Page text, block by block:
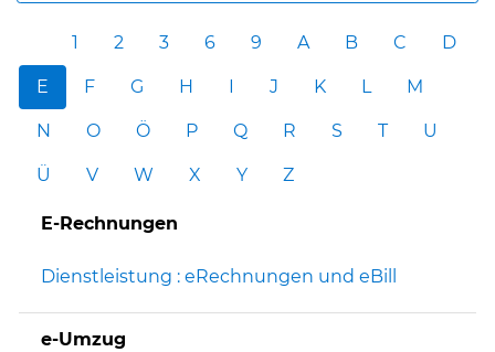
1 2 3 6 9 A B C D
E F G H I J K L M
N O Ö P Q R S T U
Ü V W X Y Z
E-Rechnungen
Dienstleistung : eRechnungen und eBill
e-Umzug